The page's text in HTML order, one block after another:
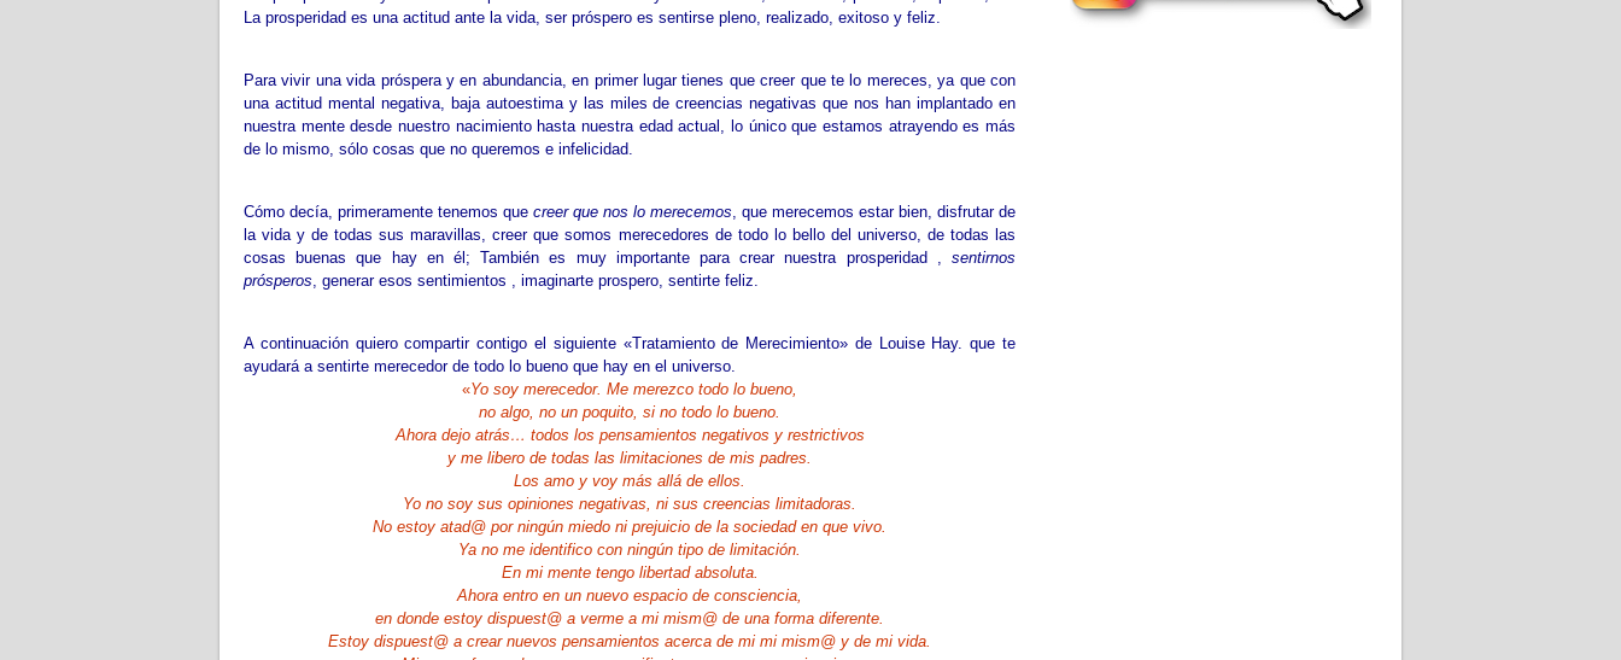
La prosperidad es una actitud ante la vida, ser próspero es sentirse pleno, realizado, exitoso y feliz.
Para vivir una vida próspera y en abundancia, en primer lugar tienes que creer que te lo mereces, ya que con
una actitud mental negativa, baja autoestima y las miles de creencias negativas que nos han implantado en
nuestra mente desde nuestro nacimiento hasta nuestra edad actual, lo único que estamos atrayendo es más
de lo mismo, sólo cosas que no queremos e infelicidad.
Cómo decía, primeramente tenemos que creer que nos lo merecemos, que merecemos estar bien, disfrutar de
la vida y de todas sus maravillas, creer que somos merecedores de todo lo bello del universo, de todas las
cosas buenas que hay en él; También es muy importante para crear nuestra prosperidad , sentirnos
prósperos, generar esos sentimientos , imaginarte prospero, sentirte feliz.
A continuación quiero compartir contigo el siguiente «Tratamiento de Merecimiento» de Louise Hay. que te
ayudará a sentirte merecedor de todo lo bueno que hay en el universo.
«Yo soy merecedor. Me merezco todo lo bueno,
no algo, no un poquito, si no todo lo bueno.
Ahora dejo atrás… todos los pensamientos negativos y restrictivos
y me libero de todas las limitaciones de mis padres.
Los amo y voy más allá de ellos.
Yo no soy sus opiniones negativas, ni sus creencias limitadoras.
No estoy atad@ por ningún miedo ni prejuicio de la sociedad en que vivo.
Ya no me identifico con ningún tipo de limitación.
En mi mente tengo libertad absoluta.
Ahora entro en un nuevo espacio de consciencia,
en donde estoy dispuest@ a verme a mi mism@ de una forma diferente.
Estoy dispuest@ a crear nuevos pensamientos acerca de mi mi mism@ y de mi vida.